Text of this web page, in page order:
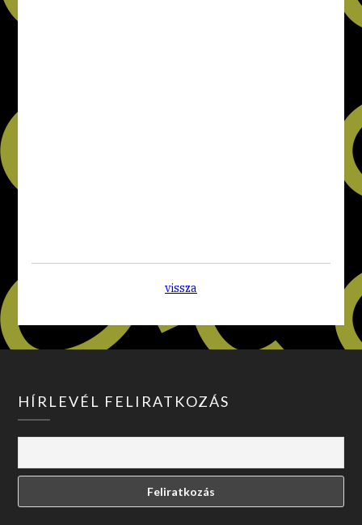
vissza
HÍRLEVÉL FELIRATKOZÁS